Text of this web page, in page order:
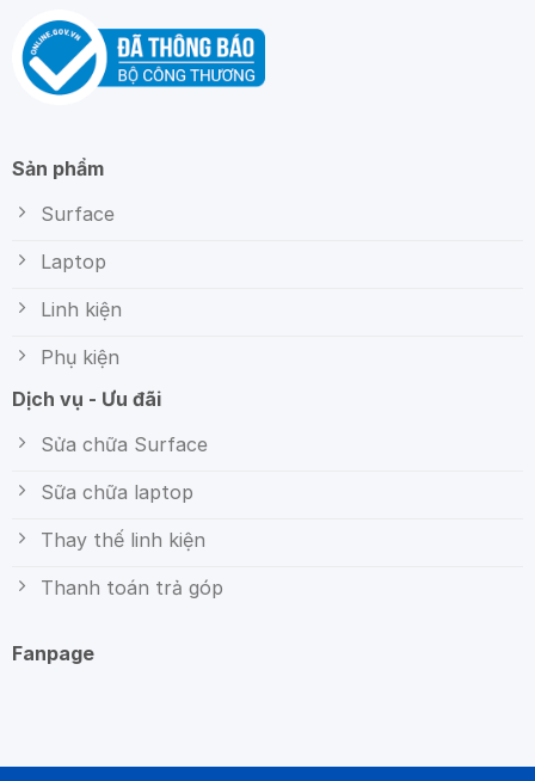
Sản phẩm
Surface
Laptop
Linh kiện
Phụ kiện
Dịch vụ - Ưu đãi
Sửa chữa Surface
Sữa chữa laptop
Thay thế linh kiện
Thanh toán trả góp
Fanpage